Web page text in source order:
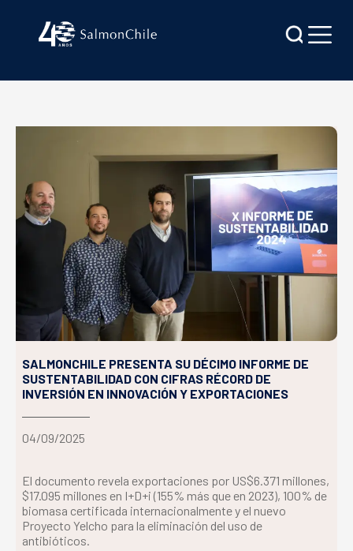
SALMONCHILE PRESENTA SU DÉCIMO INFORME DE
SUSTENTABILIDAD CON CIFRAS RÉCORD DE
INVERSIÓN EN INNOVACIÓN Y EXPORTACIONES
04/09/2025
El documento revela exportaciones por US$6.371 millones,
$17.095 millones en I+D+i (155% más que en 2023), 100% de
biomasa certificada internacionalmente y el nuevo
Proyecto Yelcho para la eliminación del uso de
antibióticos.